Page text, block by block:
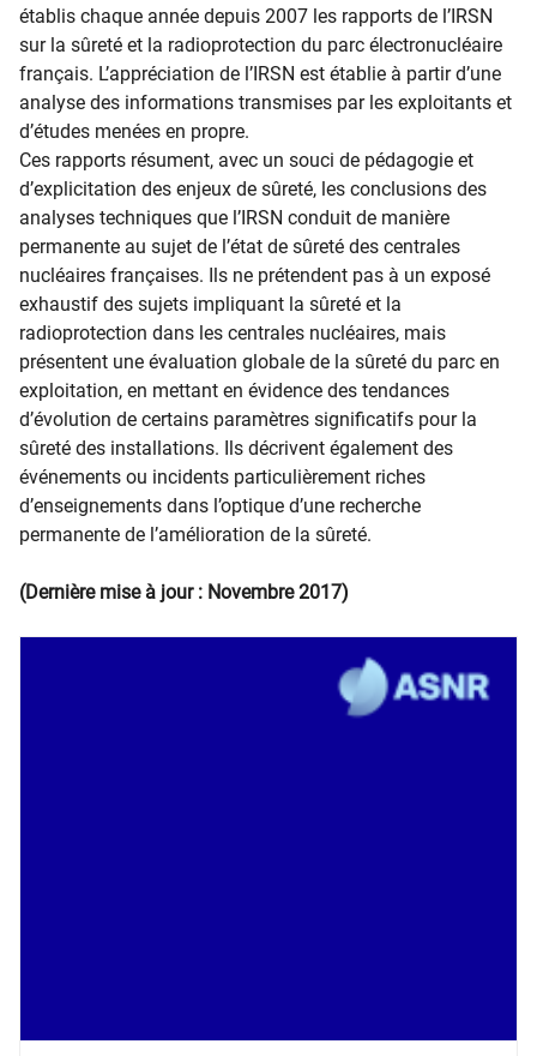
établis chaque année depuis 2007 les rapports de l’IRSN
sur la sûreté et la radioprotection du parc électronucléaire
français. L’appréciation de l’IRSN est établie à partir d’une
analyse des informations transmises par les exploitants et
d’études menées en propre.
Ces rapports résument, avec un souci de pédagogie et
d’explicitation des enjeux de sûreté, les conclusions des
analyses techniques que l’IRSN conduit de manière
permanente au sujet de l’état de sûreté des centrales
nucléaires françaises. Ils ne prétendent pas à un exposé
exhaustif des sujets impliquant la sûreté et la
radioprotection dans les centrales nucléaires, mais
présentent une évaluation globale de la sûreté du parc en
exploitation, en mettant en évidence des tendances
d’évolution de certains paramètres significatifs pour la
sûreté des installations. Ils décrivent également des
événements ou incidents particulièrement riches
d’enseignements dans l’optique d’une recherche
permanente de l’amélioration de la sûreté.
(Dernière mise à jour : Novembr​e 2017)